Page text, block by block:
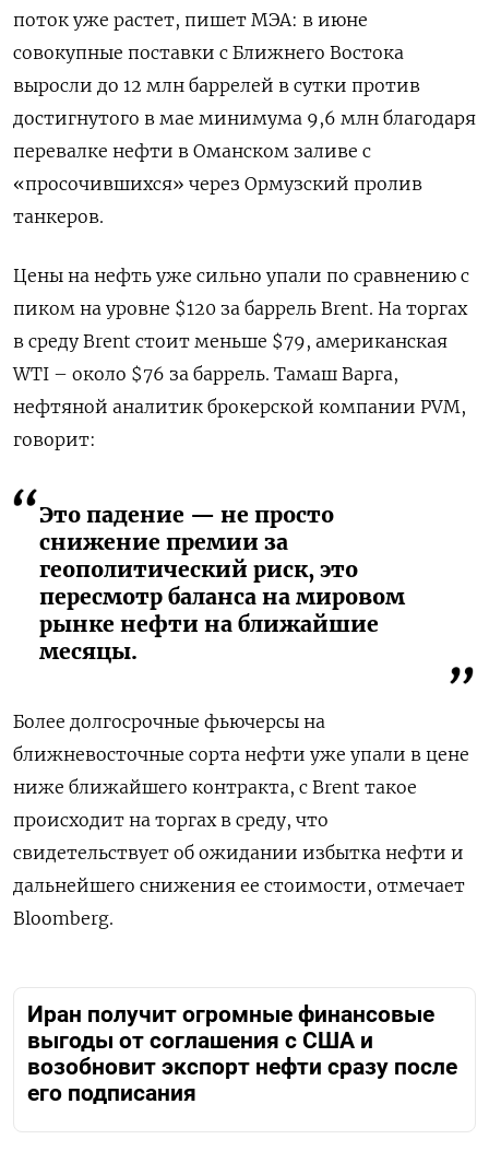
поток уже растет, пишет МЭА: в июне
совокупные поставки с Ближнего Востока
выросли до 12 млн баррелей в сутки против
достигнутого в мае минимума 9,6 млн благодаря
перевалке нефти в Оманском заливе с
«просочившихся» через Ормузский пролив
танкеров.
Цены на нефть уже сильно упали по сравнению с
пиком на уровне $120 за баррель Brent. На торгах
в среду Brent стоит меньше $79, американская
WTI – около $76 за баррель. Тамаш Варга,
нефтяной аналитик брокерской компании PVM,
говорит:
Это падение — не просто
снижение премии за
геополитический риск, это
пересмотр баланса на мировом
рынке нефти на ближайшие
месяцы.
Более долгосрочные фьючерсы на
ближневосточные сорта нефти уже упали в цене
ниже ближайшего контракта, с Brent такое
происходит на торгах в среду, что
свидетельствует об ожидании избытка нефти и
дальнейшего снижения ее стоимости, отмечает
Bloomberg.
Иран получит огромные финансовые
выгоды от соглашения с США и
возобновит экспорт нефти сразу после
его подписания